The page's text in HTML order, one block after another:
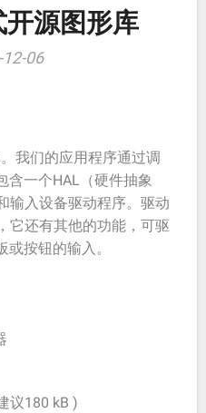
开源图形库
06
我们的应用程序通过调
含一个HAL（硬件抽象
输入设备驱动程序。驱动
它还有其他的功能，可驱
按钮的输入。
议180 kB )